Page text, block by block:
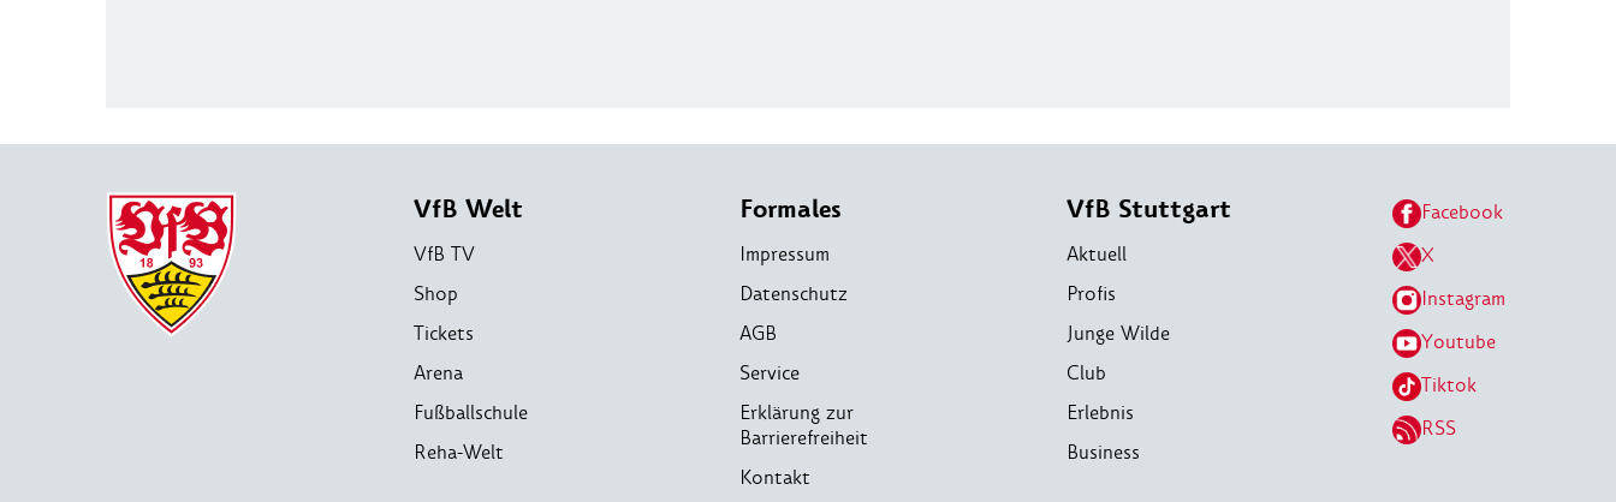
VfB Welt
VfB TV
Shop
Tickets
Arena
Fußballschule
Reha-Welt
Formales
Impressum
Datenschutz
AGB
Service
Erklärung zur
Barrierefreiheit
Kontakt
VfB Stuttgart
Aktuell
Profis
Junge Wilde
Club
Erlebnis
Business
Facebook
X
Instagram
Youtube
Tiktok
RSS